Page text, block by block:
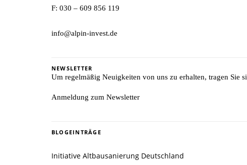
F: 030 – 609 856 119
info@alpin-invest.de
NEWSLETTER
Um regelmäßig Neuigkeiten von uns zu erhalten, tragen Sie
Anmeldung zum Newsletter
BLOGEINTRÄGE
Initiative Altbausanierung Deutschland